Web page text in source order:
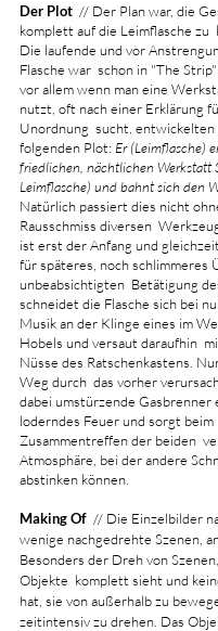
Der Plot
// Der Plan war, die
komplett auf die Leimflasche zu
Die laufende und vor
Flasche war  schon in "The
vor allem wenn man eine
nutzt, oft nach einer Erklärung
Unordnung  sucht, entwickelten
folgenden Plot: Er (Leimflasche)
friedlichen, nächtlichen Werkstatt
Leimflasche) und bahnt sich den
Natürlich passiert dies nicht
Rausschmiss diversen
ist erst der Anfang und
für späteres, noch schlimmeres
unbeabsichtigten  Betätigung
schneidet die Flasche sich bei
Musik an der Klinge eines im
Hobels und versaut daraufhin
Nüsse des Ratschenkastens.
Weg durch  das vorher
dabei umstürzende Gasbrenner
loderndes Feuer und sorgt beim
Zusammentreffen der beiden
Atmosphäre, bei der andere
abstinken können.
Making Of
// Die Einzelbilder
wenige nachgedrehte Szenen,
Besonders der Dreh von
Objekte  komplett sieht und
hat, sie von außerhalb zu
zeitintensiv zu drehen. Das